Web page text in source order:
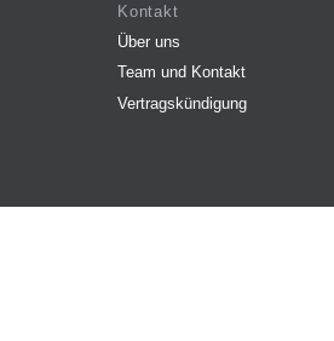
Kontakt
Über uns
Team und Kontakt
Vertragskündigung